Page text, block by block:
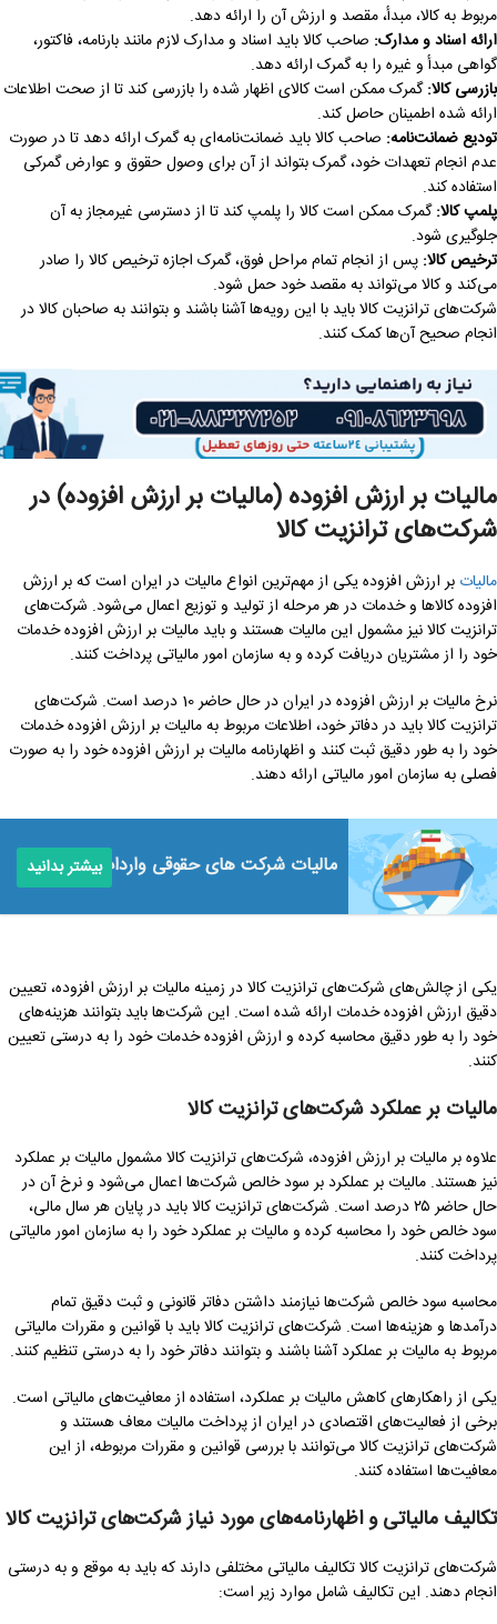
مربوط به کالا، مبدأ، مقصد و ارزش آن را ارائه دهد.
ارائه اسناد و مدارک: صاحب کالا باید اسناد و مدارک لازم مانند بارنامه، فاکتور،
گواهی مبدأ و غیره را به گمرک ارائه دهد.
بازرسی کالا:گمرک ممکن است کالای اظهار شده را بازرسی کند تا از صحت اطلاعات
ارائه شده اطمینان حاصل کند.
تودیع ضمانت‌نامه: صاحب کالا باید ضمانت‌نامه‌ای به گمرک ارائه دهد تا در صورت
عدم انجام تعهدات خود، گمرک بتواند از آن برای وصول حقوق و عوارض گمرکی
استفاده کند.
پلمپ کالا:گمرک ممکن است کالا را پلمپ کند تا از دسترسی غیرمجاز به آن
جلوگیری شود.
ترخیص کالا: پس از انجام تمام مراحل فوق، گمرک اجازه ترخیص کالا را صادر
می‌کند و کالا می‌تواند به مقصد خود حمل شود.
شرکت‌های ترانزیت کالا باید با این رویه‌ها آشنا باشند و بتوانند به صاحبان کالا در
انجام صحیح آن‌ها کمک کنند.
مالیات بر ارزش افزوده (مالیات بر ارزش افزوده) در
شرکت‌های ترانزیت کالا
مالیات بر ارزش افزوده یکی از مهم‌ترین انواع مالیات در ایران است که بر ارزش
افزوده کالاها و خدمات در هر مرحله از تولید و توزیع اعمال می‌شود. شرکت‌های
ترانزیت کالا نیز مشمول این مالیات هستند و باید مالیات بر ارزش افزوده خدمات
خود را از مشتریان دریافت کرده و به سازمان امور مالیاتی پرداخت کنند.
نرخ مالیات بر ارزش افزوده در ایران در حال حاضر 10 درصد است. شرکت‌های
ترانزیت کالا باید در دفاتر خود، اطلاعات مربوط به مالیات بر ارزش افزوده خدمات
خود را به طور دقیق ثبت کنند و اظهارنامه مالیات بر ارزش افزوده خود را به صورت
فصلی به سازمان امور مالیاتی ارائه دهند.
مالیات شرکت های حقوقی وارداتبیشتر بدانید
یکی از چالش‌های شرکت‌های ترانزیت کالا در زمینه مالیات بر ارزش افزوده، تعیین
دقیق ارزش افزوده خدمات ارائه شده است. این شرکت‌ها باید بتوانند هزینه‌های
خود را به طور دقیق محاسبه کرده و ارزش افزوده خدمات خود را به درستی تعیین
کنند.
مالیات بر عملکرد شرکت‌های ترانزیت کالا
علاوه بر مالیات بر ارزش افزوده، شرکت‌های ترانزیت کالا مشمول مالیات بر عملکرد
نیز هستند. مالیات بر عملکرد بر سود خالص شرکت‌ها اعمال می‌شود و نرخ آن در
حال حاضر ۲۵ درصد است. شرکت‌های ترانزیت کالا باید در پایان هر سال مالی،
سود خالص خود را محاسبه کرده و مالیات بر عملکرد خود را به سازمان امور مالیاتی
پرداخت کنند.
محاسبه سود خالص شرکت‌ها نیازمند داشتن دفاتر قانونی و ثبت دقیق تمام
درآمدها و هزینه‌ها است. شرکت‌های ترانزیت کالا باید با قوانین و مقررات مالیاتی
مربوط به مالیات بر عملکرد آشنا باشند و بتوانند دفاتر خود را به درستی تنظیم کنند.
یکی از راهکارهای کاهش مالیات بر عملکرد، استفاده از معافیت‌های مالیاتی است.
برخی از فعالیت‌های اقتصادی در ایران از پرداخت مالیات معاف هستند و
شرکت‌های ترانزیت کالا می‌توانند با بررسی قوانین و مقررات مربوطه، از این
معافیت‌ها استفاده کنند.
تکالیف مالیاتی و اظهارنامه‌های مورد نیاز شرکت‌های ترانزیت کالا
شرکت‌های ترانزیت کالا تکالیف مالیاتی مختلفی دارند که باید به موقع و به درستی
انجام دهند. این تکالیف شامل موارد زیر است: